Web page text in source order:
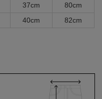
37cm
80cm
40cm 82cm